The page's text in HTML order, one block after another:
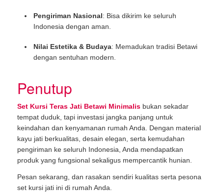
Pengiriman Nasional: Bisa dikirim ke seluruh
Indonesia dengan aman.
Nilai Estetika & Budaya: Memadukan tradisi Betawi
dengan sentuhan modern.
Penutup
Set Kursi Teras Jati Betawi Minimalis bukan sekadar
tempat duduk, tapi investasi jangka panjang untuk
keindahan dan kenyamanan rumah Anda. Dengan material
kayu jati berkualitas, desain elegan, serta kemudahan
pengiriman ke seluruh Indonesia, Anda mendapatkan
produk yang fungsional sekaligus mempercantik hunian.
Pesan sekarang, dan rasakan sendiri kualitas serta pesona
set kursi jati ini di rumah Anda.